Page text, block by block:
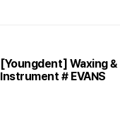
[Youngdent] Waxing
Instrument # EVANS